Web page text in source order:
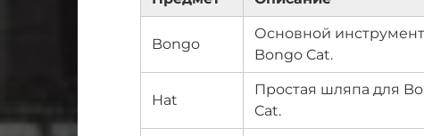
Bongo
Основной инструмент
Bongo Cat.
Hat
Простая шляпа для
Cat.